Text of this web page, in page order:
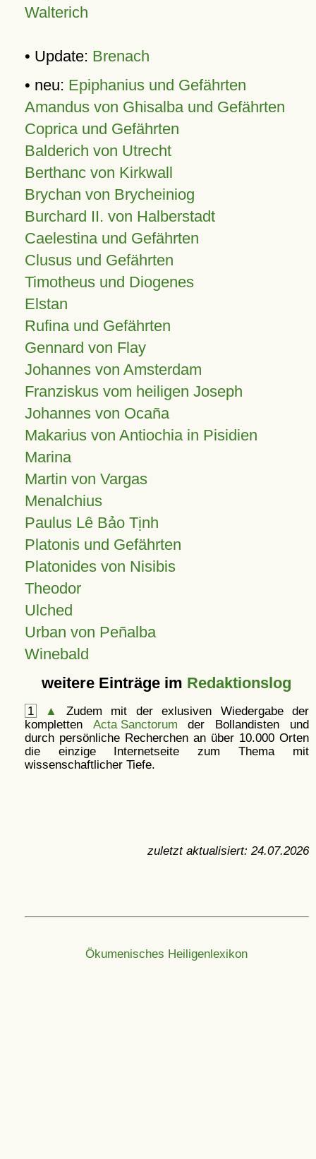
Walterich
• Update: Brenach
• neu: Epiphanius und Gefährten
Amandus von Ghisalba und Gefährten
Coprica und Gefährten
Balderich von Utrecht
Berthanc von Kirkwall
Brychan von Brycheiniog
Burchard II. von Halberstadt
Caelestina und Gefährten
Clusus und Gefährten
Timotheus und Diogenes
Elstan
Rufina und Gefährten
Gennard von Flay
Johannes von Amsterdam
Franziskus vom heiligen Joseph
Johannes von Ocaña
Makarius von Antiochia in Pisidien
Marina
Martin von Vargas
Menalchius
Paulus Lê Bảo Tịnh
Platonis und Gefährten
Platonides von Nisibis
Theodor
Ulched
Urban von Peñalba
Winebald
weitere Einträge im Redaktionslog
1 ▲
Zudem mit der exlusiven Wiedergabe der
kompletten Acta Sanctorum der Bollandisten und
durch persönliche Recherchen an über 10.000 Orten
die einzige Internetseite zum Thema mit
wissenschaftlicher Tiefe.
zuletzt aktualisiert: 24.07.2026
Ökumenisches Heiligenlexikon